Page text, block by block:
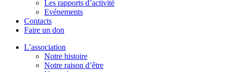
Les rapports d’activité
Evénements
Contacts
Faire un don
L’association
Notre histoire
Notre raison d’être